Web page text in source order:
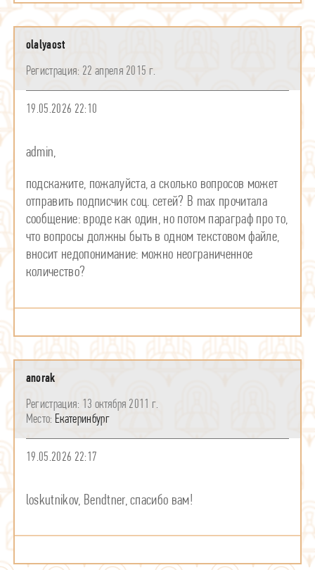
olalyaost
22 апреля 2015 г.
19.05.2026 22:10
admin,
подскажите, пожалуйста, а сколько вопросов может
отправить подписчик соц. сетей? В max прочитала
сообщение: вроде как один, но потом параграф про то,
что вопросы должны быть в одном текстовом файле,
вносит недопонимание: можно неограниченное
количество?
anorak
13 октября 2011 г.
Екатеринбург
19.05.2026 22:17
loskutnikov, Bendtner, спасибо вам!